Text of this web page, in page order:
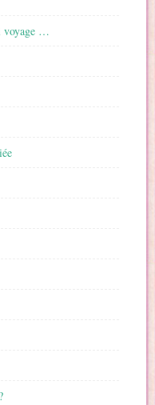
voyage …